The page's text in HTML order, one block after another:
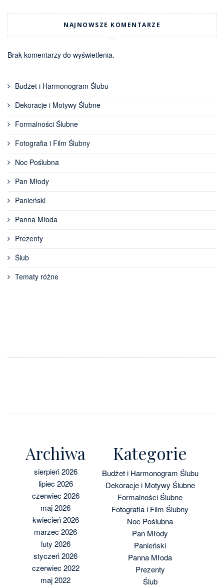
NAJNOWSZE KOMENTARZE
Brak komentarzy do wyświetlenia.
Budżet i Harmonogram Ślubu
Dekoracje i Motywy Ślubne
Formalności Ślubne
Fotografia i Film Ślubny
Noc Poślubna
Pan Młody
Panieński
Panna Młoda
Prezenty
Ślub
Tematy różne
Archiwa
sierpień 2026
lipiec 2026
czerwiec 2026
maj 2026
kwiecień 2026
marzec 2026
luty 2026
styczeń 2026
czerwiec 2022
maj 2022
Kategorie
Budżet i Harmonogram Ślubu
Dekoracje i Motywy Ślubne
Formalności Ślubne
Fotografia i Film Ślubny
Noc Poślubna
Pan Młody
Panieński
Panna Młoda
Prezenty
Ślub